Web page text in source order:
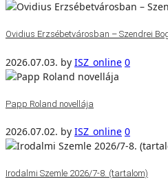
Ovidius Erzsébetvárosban – Szendrei
2026.07.03. by ISZ_online 0
Papp Roland novellája
2026.07.02. by ISZ_online 0
Irodalmi Szemle 2026/7-8. (tartalom)